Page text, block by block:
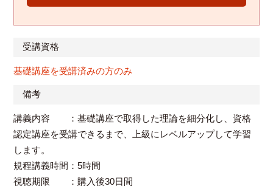
受講資格
基礎講座を受講済みの方のみ
備考
講義内容 ：基礎講座で取得した理論を細分化し、資格
認定講座を受講できるまで、上級にレベルアップして学習
します。
規程講義時間：5時間
視聴期限 ：購入後30日間